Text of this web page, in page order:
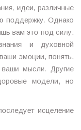
идеи, различные
поддержку. Однако
вам это под силу.
и духовной
эмоции, понять,
мысли. Другие
модели, но
исцеление